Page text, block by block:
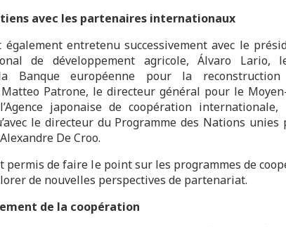
avec les partenaires internationaux
également entretenu successivement avec le
de développement agricole, Álvaro Lario,
Banque européenne pour la
Patrone, le directeur général pour le
japonaise de coopération internationale,
le directeur du Programme des Nations unies
De Croo.
permis de faire le point sur les programmes de
de nouvelles perspectives de partenariat.
de la coopération